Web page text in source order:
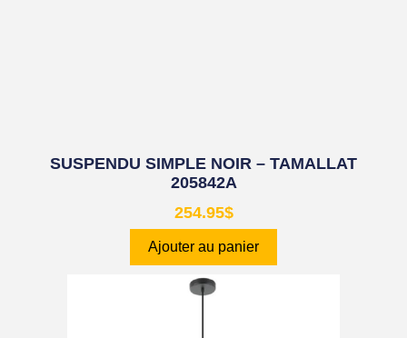
SUSPENDU SIMPLE NOIR – TAMALLAT
205842A
254.95$
Ajouter au panier